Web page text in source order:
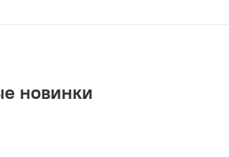
новинки